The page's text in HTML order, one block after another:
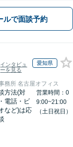
ルで面談予約
インタビュ
ーを見る
愛知県
務所 名古屋オフィス
方法(対
電話・ビ
など)は応
営業時間：0
9:00~21:00
（土日祝日）